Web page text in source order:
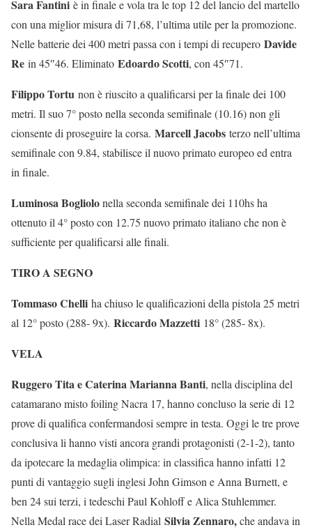
Sara Fantini è in finale e vola tra le top 12 del lancio del martello
con una miglior misura di 71,68, l’ultima utile per la promozione.
Nelle batterie dei 400 metri passa con i tempi di recupero Davide
Re in 45″46. Eliminato Edoardo Scotti, con 45″71.
Filippo Tortu non è riuscito a qualificarsi per la finale dei 100
metri. Il suo 7° posto nella seconda semifinale (10.16) non gli
cionsente di proseguire la corsa. Marcell Jacobs terzo nell’ultima
semifinale con 9.84, stabilisce il nuovo primato europeo ed entra
in finale.
Luminosa Bogliolonella seconda semifinale dei 110hs ha
ottenuto il 4° posto con 12.75 nuovo primato italiano che non è
sufficiente per qualificarsi alle finali.
TIRO A SEGNO
Tommaso Chelli ha chiuso le qualificazioni della pistola 25 metri
al 12° posto (288- 9x). Riccardo Mazzetti 18° (285- 8x).
VELA
Ruggero Tita e Caterina Marianna Banti, nella disciplina del
catamarano misto foiling Nacra 17, hanno concluso la serie di 12
prove di qualifica confermandosi sempre in testa. Oggi le tre prove
conclusiva li hanno visti ancora grandi protagonisti (2-1-2), tanto
da ipotecare la medaglia olimpica: in classifica hanno infatti 12
punti di vantaggio sugli inglesi John Gimson e Anna Burnett, e
ben 24 sui terzi, i tedeschi Paul Kohloff e Alica Stuhlemmer.
Nella Medal race dei Laser Radial Silvia Zennaro,che andava in